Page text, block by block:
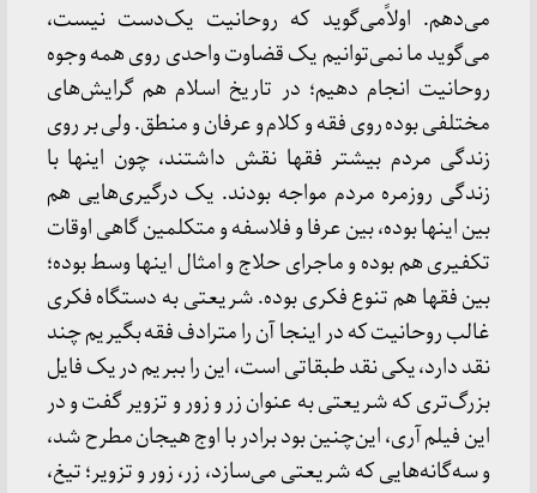
می‌دهم. اولاًمی‌گوید که روحانیت یک‌دست نیست،
می‌گوید ما نمی‌توانیم یک قضاوت واحدی روی همه وجوه
روحانیت انجام دهیم؛ در تاریخ اسلام هم گرایش‌های
مختلفی بوده روی فقه و کلام و عرفان و منطق. ولی بر روی
زندگی مردم بیشتر فقها نقش داشتند، چون اینها با
زندگی روزمره مردم مواجه بودند. یک درگیری‌هایی هم
بین اینها بوده، بین عرفا و فلاسفه و متکلمین گاهی اوقات
تکفیری هم بوده و ماجرای حلاج و امثال اینها وسط بوده؛
بین فقها هم تنوع فکری بوده. شریعتی به دستگاه فکری
غالب روحانیت که در اینجا آن را مترادف فقه بگیریم چند
نقد دارد، یکی نقد طبقاتی است، این را ببریم در یک فایل
بزرگ‌تری که شریعتی به عنوان زر و زور و تزویر گفت و در
این فیلم آری، این‌چنین بود برادر با اوج هیجان مطرح شد،
و سه‌گانه‌هایی که شریعتی می‌سازد، زر، زور و تزویر؛ تیغ،